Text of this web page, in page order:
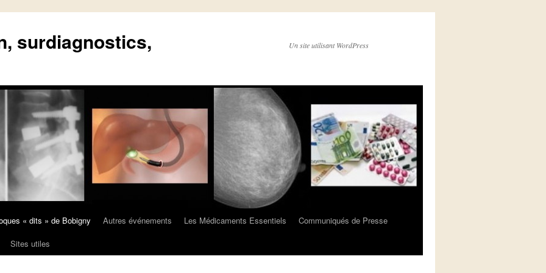
surdiagnostics,
Un site utilisant WordPress
« dits » de Bobigny Autres événements Les Médicaments Essentiels
Communiqués de Presse
Sites utiles